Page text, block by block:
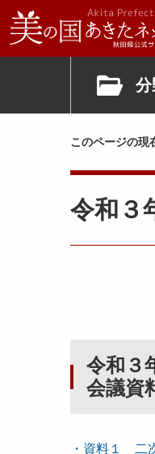
分
このページの現
令和３
令和３
会議資
・資料１ 二